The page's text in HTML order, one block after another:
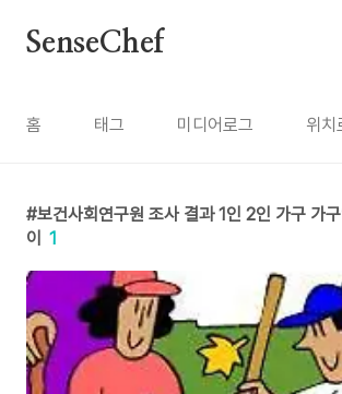
SenseChef
홈 태그 미디어로그 위치
보건사회연구원 조사 결과 1인 2인 가구 가
이
1